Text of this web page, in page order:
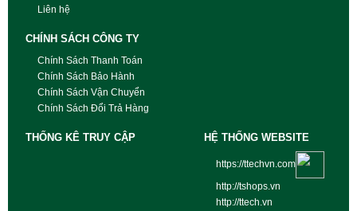
Liên hệ
CHÍNH SÁCH CÔNG TY
Chính Sách Thanh Toán
Chính Sách Bảo Hành
Chính Sách Vận Chuyển
Chính Sách Đổi Trả Hàng
THỐNG KÊ TRUY CẬP HỆ THỐNG WEBSITE
https://ttechvn.com
http://tshops.vn
http://ttech.vn